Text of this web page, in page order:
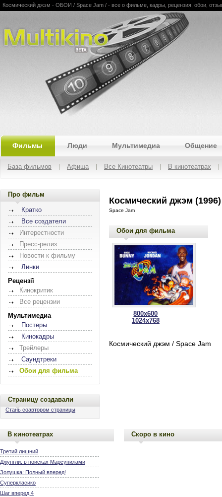
Multikino
Космический джэм - ОБОИ / Space Jam / - все о фильме, кадры, рецензия, обои,
Фильмы Люди Мультимедиа Общение
База фильмов Афиша Все Кинотеатры В кинотеатрах
Про фильм
Кратко
Все создатели
Интерестности
Пресс-релиз
Новости к фильму
Линки
Рецензії
Кинокритик
Все рецензии
Мультимедиа
Постеры
Кинокадры
Трейлеры
Саундтреки
Обои для фильма
Страницу создавали
Стань соавтором страницы
Космический джэм (1996)
Space Jam
Обои для фильма
800x600
1024x768
Космический джэм / Space Jam
В кинотеатрах
Третий лишний
Джунгли: в поисках Марсупилами
Золушка: Полный вперед!
Суперкласико
Шаг вперед 4
Скоро в кино